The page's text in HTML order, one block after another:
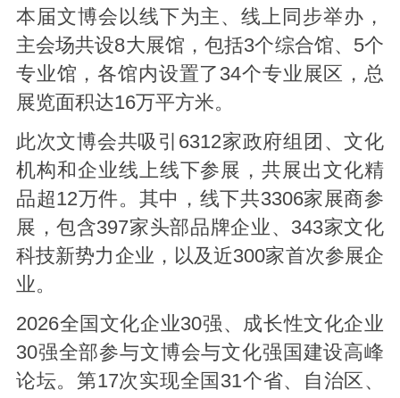
本届文博会以线下为主、线上同步举办，
主会场共设8大展馆，包括3个综合馆、5个
专业馆，各馆内设置了34个专业展区，总
展览面积达16万平方米。
此次文博会共吸引6312家政府组团、文化
机构和企业线上线下参展，共展出文化精
品超12万件。其中，线下共3306家展商参
展，包含397家头部品牌企业、343家文化
科技新势力企业，以及近300家首次参展企
业。
2026全国文化企业30强、成长性文化企业
30强全部参与文博会与文化强国建设高峰
论坛。第17次实现全国31个省、自治区、